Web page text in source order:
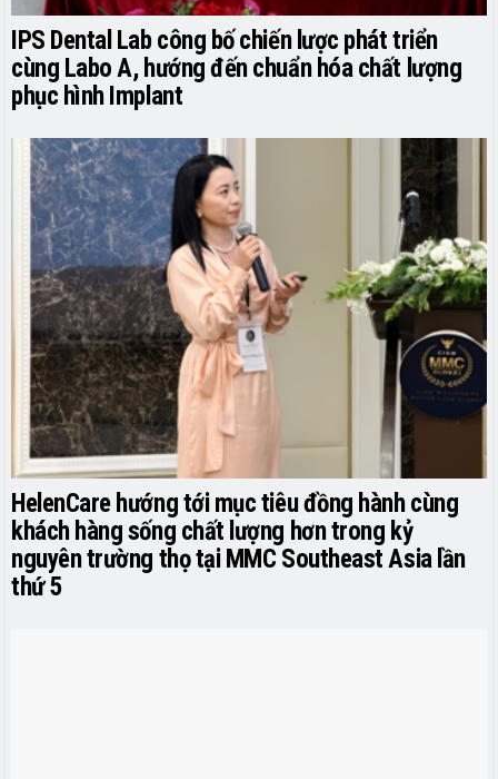
IPS Dental Lab công bố chiến lược phát triển
cùng Labo A, hướng đến chuẩn hóa chất lượng
phục hình Implant
HelenCare hướng tới mục tiêu đồng hành cùng
khách hàng sống chất lượng hơn trong kỷ
nguyên trường thọ tại MMC Southeast Asia lần
thứ 5